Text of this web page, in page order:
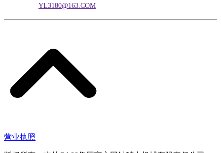
YL3180@163.COM
营业执照